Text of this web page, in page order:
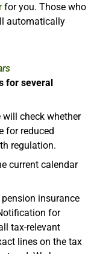
for you. Those who
automatically
for several
will check whether
for reduced
regulation.
current calendar
insurance
for
tax-relevant
lines on the tax